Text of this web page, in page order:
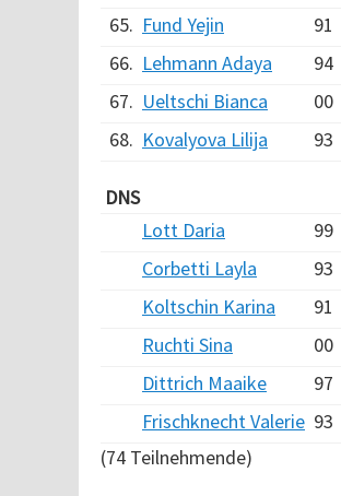
65. Fund Yejin 91
66. Lehmann Adaya 94
67. Ueltschi Bianca 00
68. Kovalyova Lilija 93
DNS
Lott Daria
99
Corbetti Layla
93
Koltschin Karina
91
Ruchti Sina
00
Dittrich Maaike
97
Frischknecht Valerie 93
(74 Teilnehmende)